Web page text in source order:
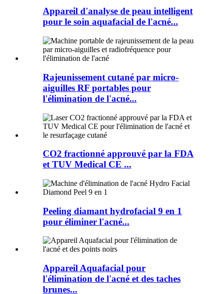
Appareil d'analyse de peau intelligent
pour le soin aquafacial de l'acné...
Rajeunissement cutané par micro-
aiguilles RF portables pour
l'élimination de l'acné...
CO2 fractionné approuvé par la FDA
et TUV Medical CE ...
Peeling diamant hydrofacial 9 en 1
pour éliminer l'acné...
Appareil Aquafacial pour
l'élimination de l'acné et des taches
brunes...